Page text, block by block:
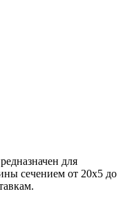
для
сечением от 20х5 до